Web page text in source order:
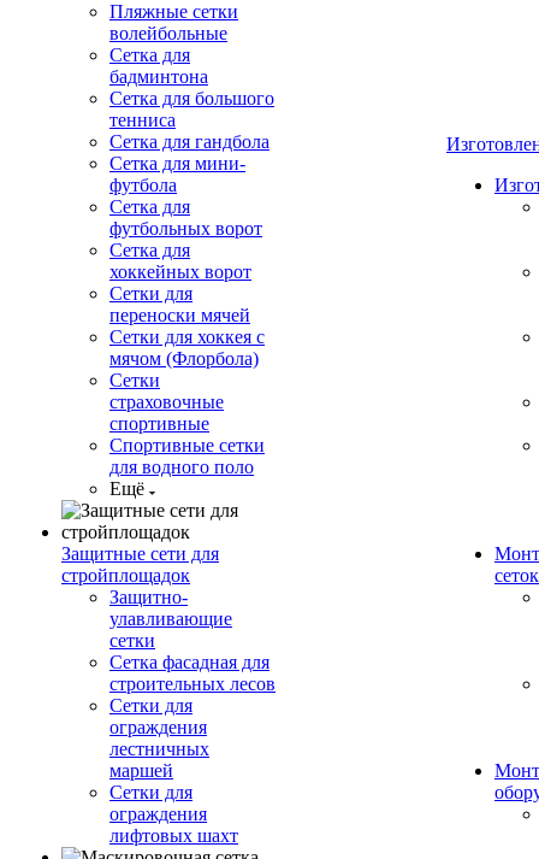
Пляжные сетки
волейбольные
Сетка для
бадминтона
Сетка для большого
тенниса
Сетка для гандбола
Сетка для мини-
футбола
Сетка для
футбольных ворот
Сетка для
хоккейных ворот
Сетки для
переноски мячей
Сетки для хоккея с
мячом (Флорбола)
Сетки
страховочные
спортивные
Спортивные сетки
для водного поло
Ещё
Защитные сети для
стройплощадок
Защитно-
улавливающие
сетки
Сетка фасадная для
строительных лесов
Сетки для
ограждения
лестничных
маршей
Сетки для
ограждения
лифтовых шахт
сеток